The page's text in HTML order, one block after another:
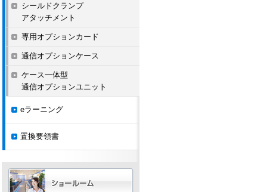
シールドクランプ
アタッチメント
専用オプションカード
通信オプションケース
ケース一体型
通信オプションユニット
eラーニング
置換要領書